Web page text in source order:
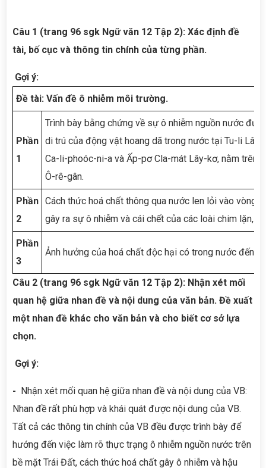
Câu 1 (trang 96 sgk Ngữ văn 12 Tập 2): Xác định đề
tài, bố cục và thông tin chính của từng phần.
Gợi ý:
Đề tài: Vấn đề ô nhiễm môi trường.
Phần
1
Trình bày bằng chứng về sự ô nhiễm nguồn nước
di trú của động vật hoang dã trong nước tại Tu-li Lây-
Ca-li-phoóc-ni-a và Ấp-pơ Cla-mát Lây-kơ, nằm trên
Ô-rê-gân.
Phần
2
Cách thức hoá chất thông qua nước len lỏi vào vòng
gây ra sự ô nhiễm và cái chết của các loài chim lặn,…
Phần
3
Ảnh hưởng của hoá chất độc hại có trong nước đến
Câu 2 (trang 96 sgk Ngữ văn 12 Tập 2): Nhận xét mối
quan hệ giữa nhan đề và nội dung của văn bản. Đề xuất
một nhan đề khác cho văn bản và cho biết cơ sở lựa
chọn.
Gợi ý:
- Nhận xét mối quan hệ giữa nhan đề và nội dung của VB:
Nhan đề rất phù hợp và khái quát được nội dung của VB.
Tất cả các thông tin chính của VB đều được trình bày để
hướng đến việc làm rõ thực trạng ô nhiễm nguồn nước trên
bề mặt Trái Đất, cách thức hoá chất gây ô nhiễm và hậu